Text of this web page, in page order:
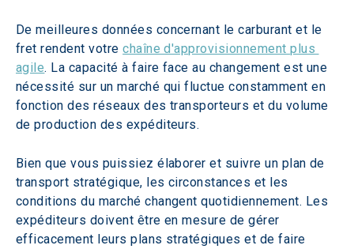
De meilleures données concernant le carburant et le
fret rendent votre chaîne d'approvisionnement plus
agile. La capacité à faire face au changement est une
nécessité sur un marché qui fluctue constamment en
fonction des réseaux des transporteurs et du volume
de production des expéditeurs.
Bien que vous puissiez élaborer et suivre un plan de
transport stratégique, les circonstances et les
conditions du marché changent quotidiennement. Les
expéditeurs doivent être en mesure de gérer
efficacement leurs plans stratégiques et de faire